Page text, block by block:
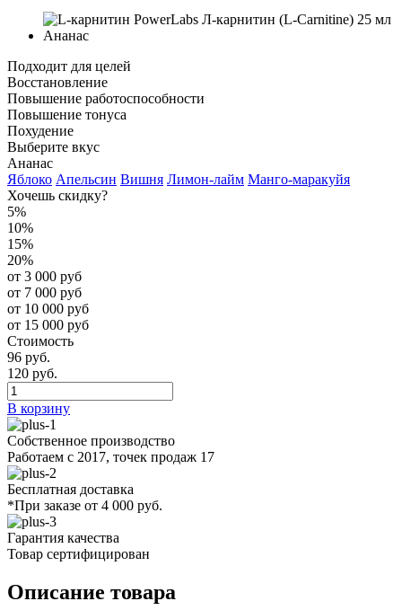
Подходит для целей
Восстановление
Повышение работоспособности
Повышение тонуса
Похудение
Выберите вкус
Ананас
Яблоко Апельсин Вишня Лимон-лайм Манго-маракуйя
Хочешь скидку?
5%
10%
15%
20%
от 3 000 руб
от 7 000 руб
от 10 000 руб
от 15 000 руб
Стоимость
96 руб.
120 руб.
В корзину
Собственное производство
Работаем с 2017, точек продаж 17
Бесплатная доставка
*При заказе от 4 000 руб.
Гарантия качества
Товар сертифицирован
Описание товара